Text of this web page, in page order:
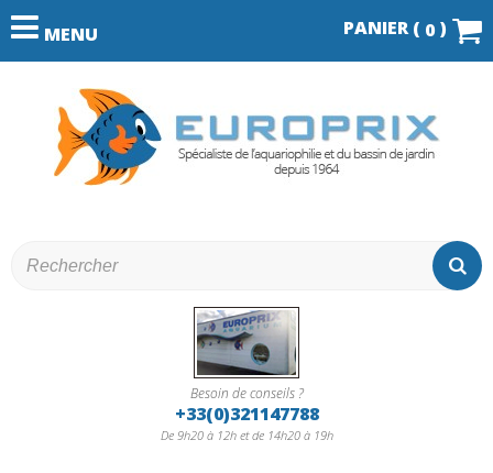
MENU PANIER ( 0 )
Besoin de conseils ?
+33(0)321147788
De 9h20 à 12h et de 14h20 à 19h